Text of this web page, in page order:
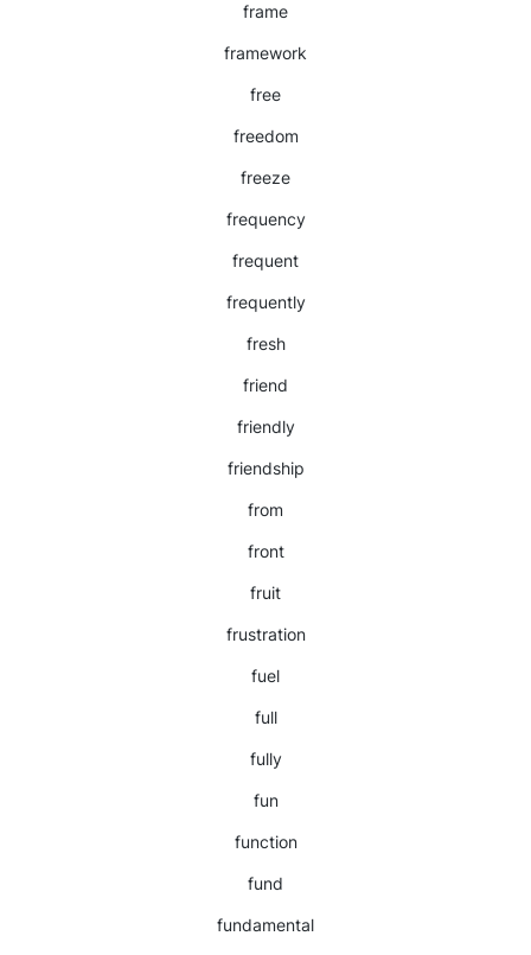
frame
framework
free
freedom
freeze
frequency
frequent
frequently
fresh
friend
friendly
friendship
from
front
fruit
frustration
fuel
full
fully
fun
function
fund
fundamental